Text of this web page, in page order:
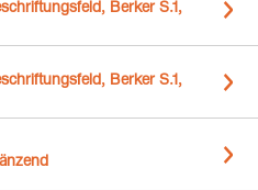
Berker S.1,
Berker S.1,